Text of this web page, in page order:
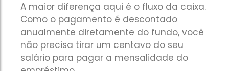
A maior diferença aqui é o fluxo da caixa.
Como o pagamento é descontado
anualmente diretamente do fundo, você
não precisa tirar um centavo do seu
salário para pagar a mensalidade do